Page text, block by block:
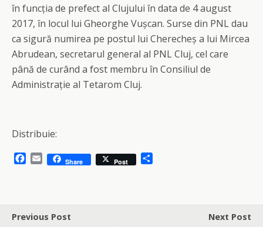
în funcția de prefect al Clujului în data de 4 august
2017, în locul lui Gheorghe Vușcan. Surse din PNL dau
ca sigură numirea pe postul lui Cherecheș a lui Mircea
Abrudean, secretarul general al PNL Cluj, cel care
până de curând a fost membru în Consiliul de
Administrație al Tetarom Cluj.
Distribuie:
b
o
E
l
Share Post
e
Previous Post
Next Post